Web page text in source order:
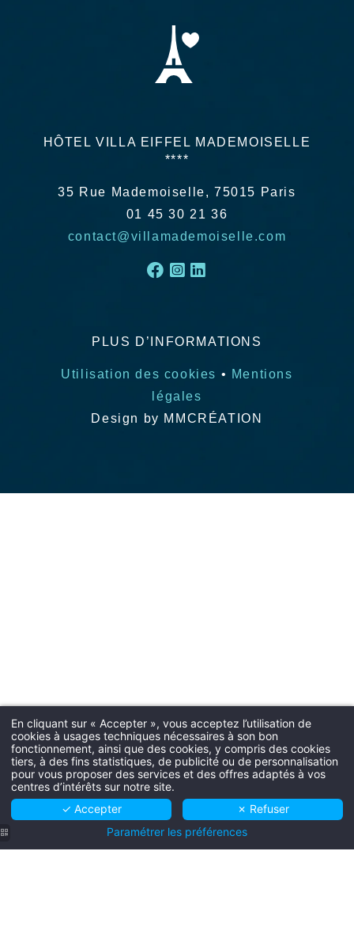
HÔTEL VILLA EIFFEL MADEMOISELLE
****
35 Rue Mademoiselle, 75015 Paris
01 45 30 21 36
contact@villamademoiselle.com
PLUS D’INFORMATIONS
Utilisation des cookies • Mentions
légales
Design by MMCRÉATION
En cliquant sur « Accepter », vous acceptez l’utilisation de
cookies à usages techniques nécessaires à son bon
fonctionnement, ainsi que des cookies, y compris des cookies
tiers, à des fins statistiques, de publicité ou de personnalisation
pour vous proposer des services et des offres adaptés à vos
centres d’intérêts sur notre site.
✓ Accepter
✗ Refuser
Paramétrer les préférences